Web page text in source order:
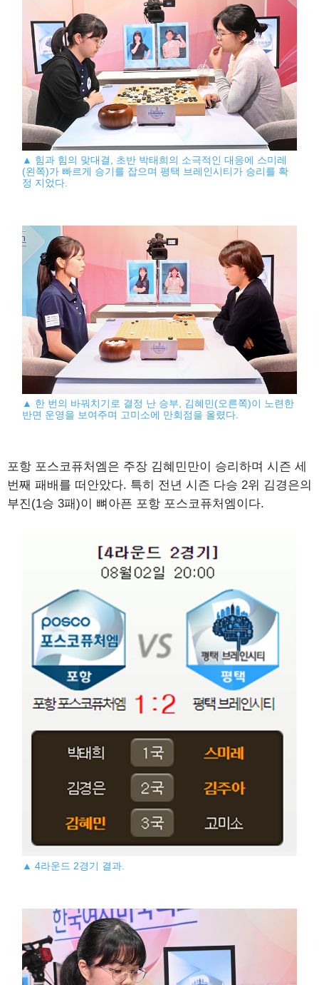
▲ 힘과 힘의 맞대결, 초반 박태희의 소극적인 대응에 스미레
(왼쪽)가 빠르게 승기를 잡으며 평택 브레인시티가 승리를 확
정 지었다.
▲ 한 번의 바꿔치기로 결정 난 승부, 김혜민(오른쪽)이 노련한
반면 운영을 보여주며 고미소에 만회점을 올렸다.
포항 포스코퓨처엠은 주장 김혜민만이 승리하며 시즌 세
번째 패배를 떠안았다. 특히 전년 시즌 다승 2위 김경은의
부진(1승 3패)이 뼈아픈 포항 포스코퓨처엠이다.
▲ 4라운드 2경기 결과.